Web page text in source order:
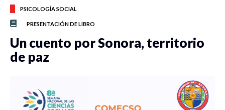
PSICOLOGÍA SOCIAL
PRESENTACIÓN DE LIBRO
Un cuento por Sonora, territorio
de paz